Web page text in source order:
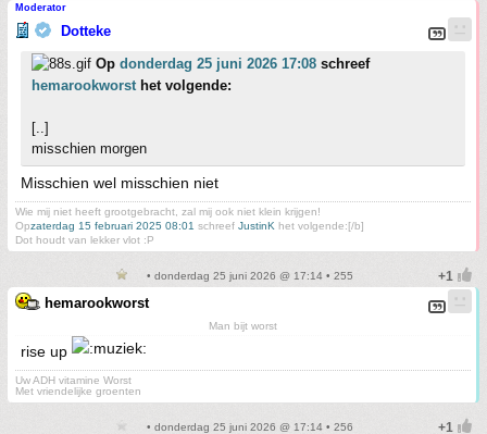
Moderator
Dotteke
Op donderdag 25 juni 2026 17:08 schreef
hemarookworsthet volgende:
[..]
misschien morgen
Misschien wel misschien niet
Wie mij niet heeft grootgebracht, zal mij ook niet klein krijgen!
Opzaterdag 15 februari 2025 08:01 schreef JustinK het volgende:[/b]
Dot houdt van lekker vlot :P
• donderdag 25 juni 2026 @ 17:14 • 255
hemarookworst
Man bijt worst
rise up
Uw ADH vitamine Worst
Met vriendelijke groenten
• donderdag 25 juni 2026 @ 17:14 • 256